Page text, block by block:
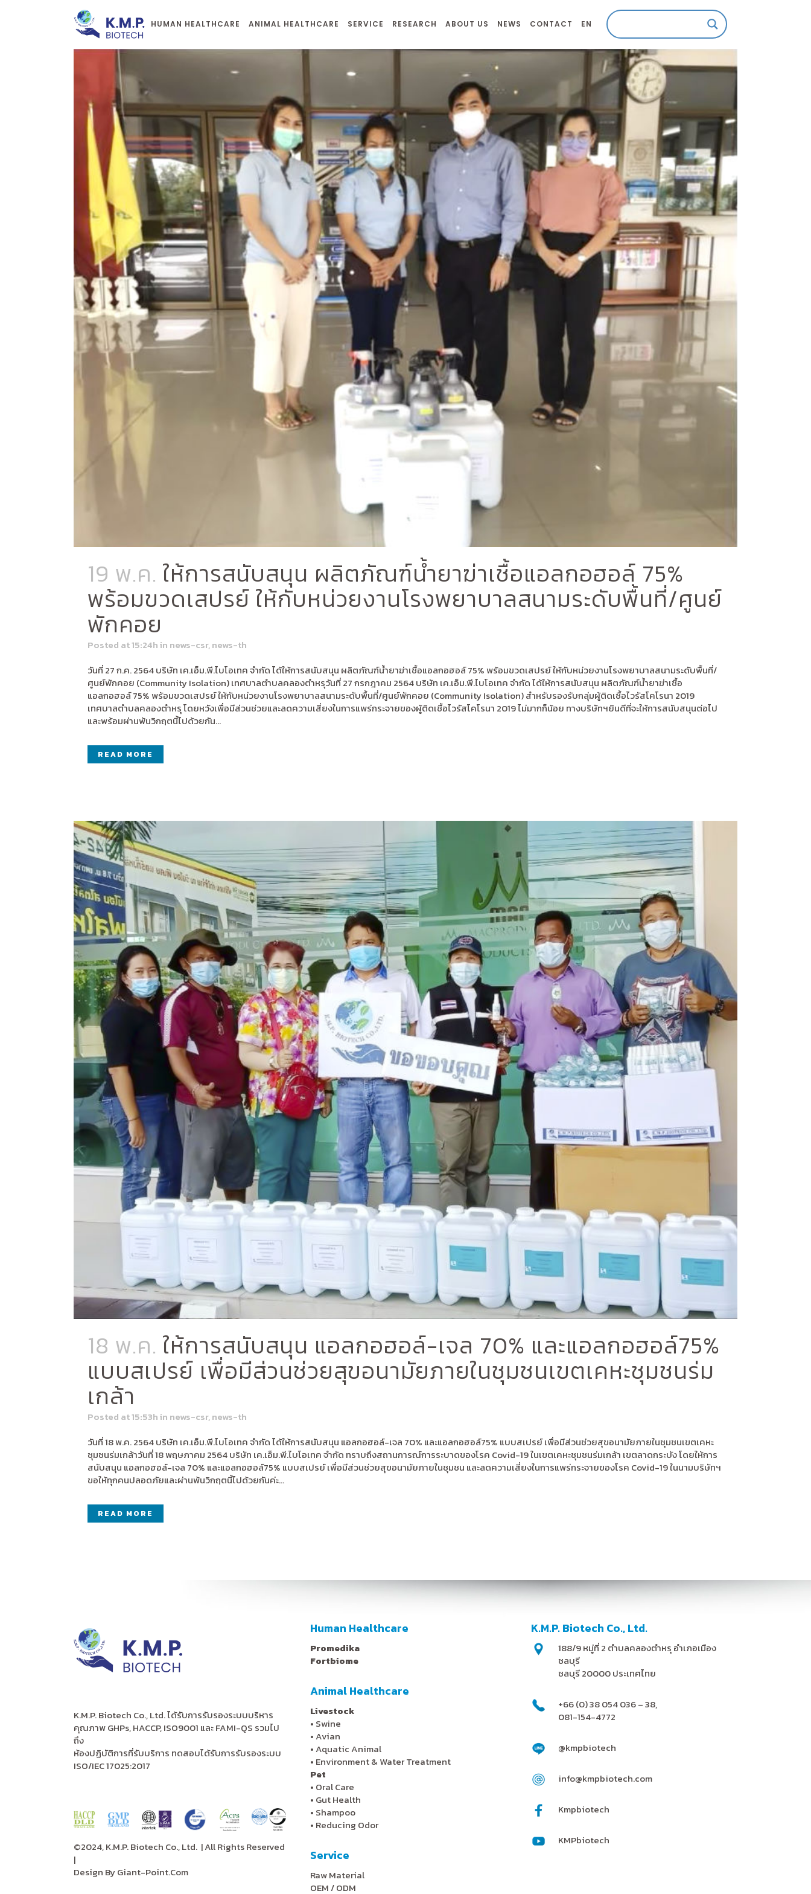
HUMAN HEALTHCARE ANIMAL HEALTHCARE SERVICE RESEARCH ABOUT US NEWS CONTACT EN
19 พ.ค. ให้การสนับสนุน ผลิตภัณฑ์น้ำยาฆ่าเชื้อแอลกอฮอล์ 75%
พร้อมขวดเสปรย์ ให้กับหน่วยงานโรงพยาบาลสนามระดับพื้นที่/ศูนย์
พักคอย
Posted at 15:24hin news-csr,news-th
วันที่ 27 ก.ค. 2564 บริษัท เค.เอ็ม.พี.ไบโอเทค จำกัด ได้ให้การสนับสนุน ผลิตภัณฑ์น้ำยาฆ่าเชื้อแอลกอฮอล์ 75% พร้อมขวดเสปรย์ ให้กับหน่วยงานโรงพยาบาลสนามระดับพื้นที่/
ศูนย์พักคอย (Community Isolation) เทศบาลตำบลคลองตำหรุวันที่ 27 กรกฎาคม 2564 บริษัท เค.เอ็ม.พี.ไบโอเทค จำกัด ได้ให้การสนับสนุน ผลิตภัณฑ์น้ำยาฆ่าเชื้อ
แอลกอฮอล์ 75% พร้อมขวดเสปรย์ ให้กับหน่วยงานโรงพยาบาลสนามระดับพื้นที่/ศูนย์พักคอย (Community Isolation) สำหรับรองรับกลุ่มผู้ติดเชื้อไวรัสโคโรนา 2019
เทศบาลตำบลคลองตำหรุ โดยหวังเพื่อมีส่วนช่วยและลดความเสี่ยงในการแพร่กระจายของผู้ติดเชื้อไวรัสโคโรนา 2019 ไม่มากก็น้อย ทางบริษัทฯยินดีที่จะให้การสนับสนุนต่อไป
และพร้อมผ่านพ้นวิกฤตนี้ไปด้วยกัน...
READ MORE
18 พ.ค. ให้การสนับสนุน แอลกอฮอล์-เจล 70% และแอลกอฮอล์75%
แบบสเปรย์ เพื่อมีส่วนช่วยสุขอนามัยภายในชุมชนเขตเคหะชุมชนร่ม
เกล้า
Posted at 15:53hin news-csr,news-th
วันที่ 18 พ.ค. 2564 บริษัท เค.เอ็ม.พี.ไบโอเทค จำกัด ได้ให้การสนับสนุน แอลกอฮอล์-เจล 70% และแอลกอฮอล์75% แบบสเปรย์ เพื่อมีส่วนช่วยสุขอนามัยภายในชุมชนเขตเคหะ
ชุมชนร่มเกล้าวันที่ 18 พฤษภาคม 2564 บริษัท เค.เอ็ม.พี.ไบโอเทค จำกัด ทราบถึงสถานการณ์การระบาดของโรค Covid-19 ในเขตเคหะชุมชนร่มเกล้า เขตลาดกระบัง โดยให้การ
สนับสนุน แอลกอฮอล์-เจล 70% และแอลกอฮอล์75% แบบสเปรย์ เพื่อมีส่วนช่วยสุขอนามัยภายในชุมชน และลดความเสี่ยงในการแพร่กระจายของโรค Covid-19 ในนามบริษัทฯ
ขอให้ทุกคนปลอดภัยและผ่านพ้นวิกฤตนี้ไปด้วยกันค่ะ...
READ MORE
K.M.P. Biotech Co., Ltd. ได้รับการรับรองระบบบริหาร
คุณภาพ GHPs, HACCP, ISO9001 และ FAMI-QS รวมไป
ถึง
ห้องปฏิบัติการที่รับบริการ ทดสอบได้รับการรับรองระบบ
ISO/IEC 17025:2017
©2024, K.M.P. Biotech Co., Ltd. | All Rights Reserved
|
Design ByGiant-Point.Com
Human Healthcare
Promedika
Fortbiome
Animal Healthcare
Livestock
• Swine
•Avian
•Aquatic Animal
• Environment & Water Treatment
Pet
• Oral Care
• Gut Health
• Shampoo
• Reducing Odor
Service
Raw Material
OEM / ODM
K.M.P. Biotech Co., Ltd.
188/9 หมู่ที่ 2 ตำบลคลองตำหรุ อำเภอเมือง
ชลบุรี
ชลบุรี 20000 ประเทศไทย
+66 (0) 38 054 036 – 38,
081-154-4772
@kmpbiotech
info@kmpbiotech.com
Kmpbiotech
KMPbiotech